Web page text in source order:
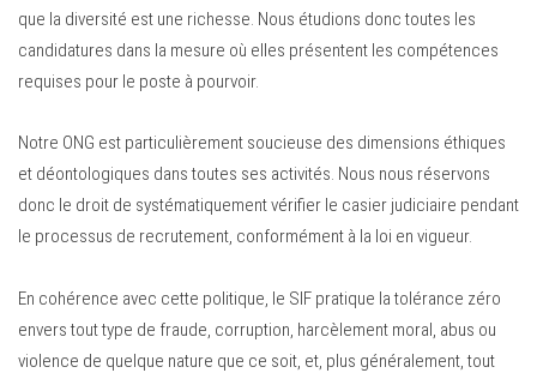
que la diversité est une richesse. Nous étudions donc toutes les
candidatures dans la mesure où elles présentent les compétences
requises pour le poste à pourvoir.
Notre ONG est particulièrement soucieuse des dimensions éthiques
et déontologiques dans toutes ses activités. Nous nous réservons
donc le droit de systématiquement vérifier le casier judiciaire pendant
le processus de recrutement, conformément à la loi en vigueur.
En cohérence avec cette politique, le SIF pratique la tolérance zéro
envers tout type de fraude, corruption, harcèlement moral, abus ou
violence de quelque nature que ce soit, et, plus généralement, tout